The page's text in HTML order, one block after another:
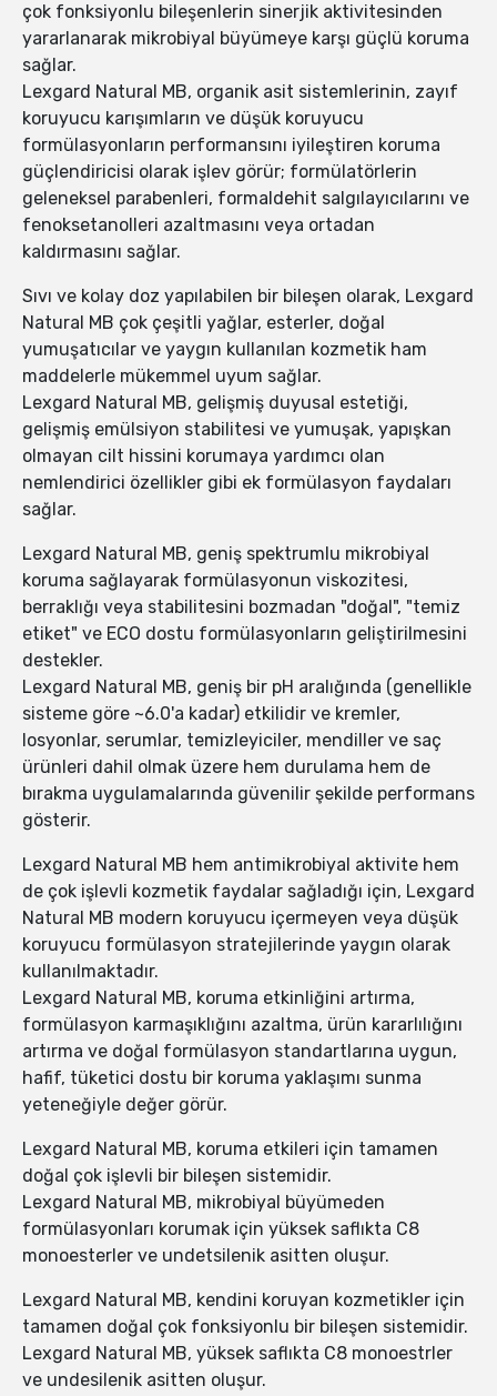
çok fonksiyonlu bileşenlerin sinerjik aktivitesinden
yararlanarak mikrobiyal büyümeye karşı güçlü koruma
sağlar.
Lexgard Natural MB, organik asit sistemlerinin, zayıf
koruyucu karışımların ve düşük koruyucu
formülasyonların performansını iyileştiren koruma
güçlendiricisi olarak işlev görür; formülatörlerin
geleneksel parabenleri, formaldehit salgılayıcılarını ve
fenoksetanolleri azaltmasını veya ortadan
kaldırmasını sağlar.
Sıvı ve kolay doz yapılabilen bir bileşen olarak, Lexgard
Natural MB çok çeşitli yağlar, esterler, doğal
yumuşatıcılar ve yaygın kullanılan kozmetik ham
maddelerle mükemmel uyum sağlar.
Lexgard Natural MB, gelişmiş duyusal estetiği,
gelişmiş emülsiyon stabilitesi ve yumuşak, yapışkan
olmayan cilt hissini korumaya yardımcı olan
nemlendirici özellikler gibi ek formülasyon faydaları
sağlar.
Lexgard Natural MB, geniş spektrumlu mikrobiyal
koruma sağlayarak formülasyonun viskozitesi,
berraklığı veya stabilitesini bozmadan "doğal", "temiz
etiket" ve ECO dostu formülasyonların geliştirilmesini
destekler.
Lexgard Natural MB, geniş bir pH aralığında (genellikle
sisteme göre ~6.0'a kadar) etkilidir ve kremler,
losyonlar, serumlar, temizleyiciler, mendiller ve saç
ürünleri dahil olmak üzere hem durulama hem de
bırakma uygulamalarında güvenilir şekilde performans
gösterir.
Lexgard Natural MB hem antimikrobiyal aktivite hem
de çok işlevli kozmetik faydalar sağladığı için, Lexgard
Natural MB modern koruyucu içermeyen veya düşük
koruyucu formülasyon stratejilerinde yaygın olarak
kullanılmaktadır.
Lexgard Natural MB, koruma etkinliğini artırma,
formülasyon karmaşıklığını azaltma, ürün kararlılığını
artırma ve doğal formülasyon standartlarına uygun,
hafif, tüketici dostu bir koruma yaklaşımı sunma
yeteneğiyle değer görür.
Lexgard Natural MB, koruma etkileri için tamamen
doğal çok işlevli bir bileşen sistemidir.
Lexgard Natural MB, mikrobiyal büyümeden
formülasyonları korumak için yüksek saflıkta C8
monoesterler ve undetsilenik asitten oluşur.
Lexgard Natural MB, kendini koruyan kozmetikler için
tamamen doğal çok fonksiyonlu bir bileşen sistemidir.
Lexgard Natural MB, yüksek saflıkta C8 monoestrler
ve undesilenik asitten oluşur.